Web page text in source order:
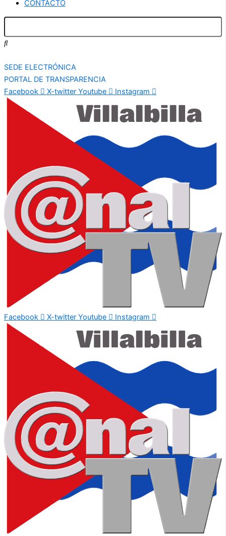
CONTACTO
SEDE ELECTRÓNICA
PORTAL DE TRANSPARENCIA
Facebook
X-twitter Youtube Instagram
Facebook X-twitter Youtube Instagram